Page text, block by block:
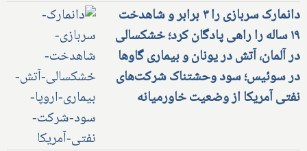
دانمارک سربازی را ۳ برابر و شاهدخت
۱۹ ساله را راهی پادگان کرد؛ خشکسالی
در آلمان، آتش در یونان و بیماری گاوها
در سوئیس؛ سود وحشتناک شرکت‌های
نفتی آمریکا از وضعیت خاورمیانه